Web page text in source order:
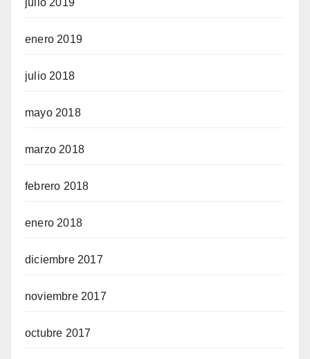
julio 2019
enero 2019
julio 2018
mayo 2018
marzo 2018
febrero 2018
enero 2018
diciembre 2017
noviembre 2017
octubre 2017